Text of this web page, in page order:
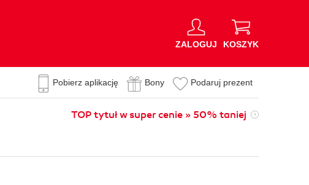
ZALOGUJ KOSZYK
Pobierz aplikację Bony Podaruj prezent
TOP tytuł w super cenie » 50% taniej